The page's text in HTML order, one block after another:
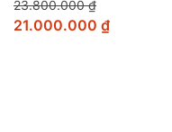
23.800.000₫
21.000.000 ₫